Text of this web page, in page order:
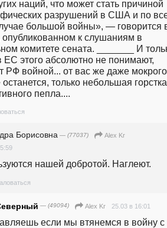
наций, что может стать причиной
разрушений в США и по
большой войны», — говорится
опубликованном к слушаниям в
комитете сената. _______ И
ЕС этого абсолютно не понимают,
РФ войной... от вас же даже мокрого
только небольшая горстка
пепла....
Борисовна — (77037)
Alex Kr
нашей добротой. Наглеют.
— (49094) Alex Kr 25.03 в 16:01
если мы втянемся в войну с